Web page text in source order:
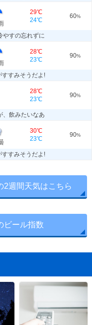
29℃
24℃
60%
やすの忘れずに
28℃
23℃
90%
すみそうだよ!
28℃
23℃
90%
、飲みたいなあ
30℃
23℃
90%
すみそうだよ!
2週間天気はこちら
ビール指数